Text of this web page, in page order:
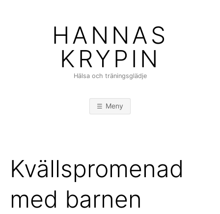
HANNAS
KRYPIN
Hälsa och träningsglädje
Meny
Kvällspromenad
med barnen